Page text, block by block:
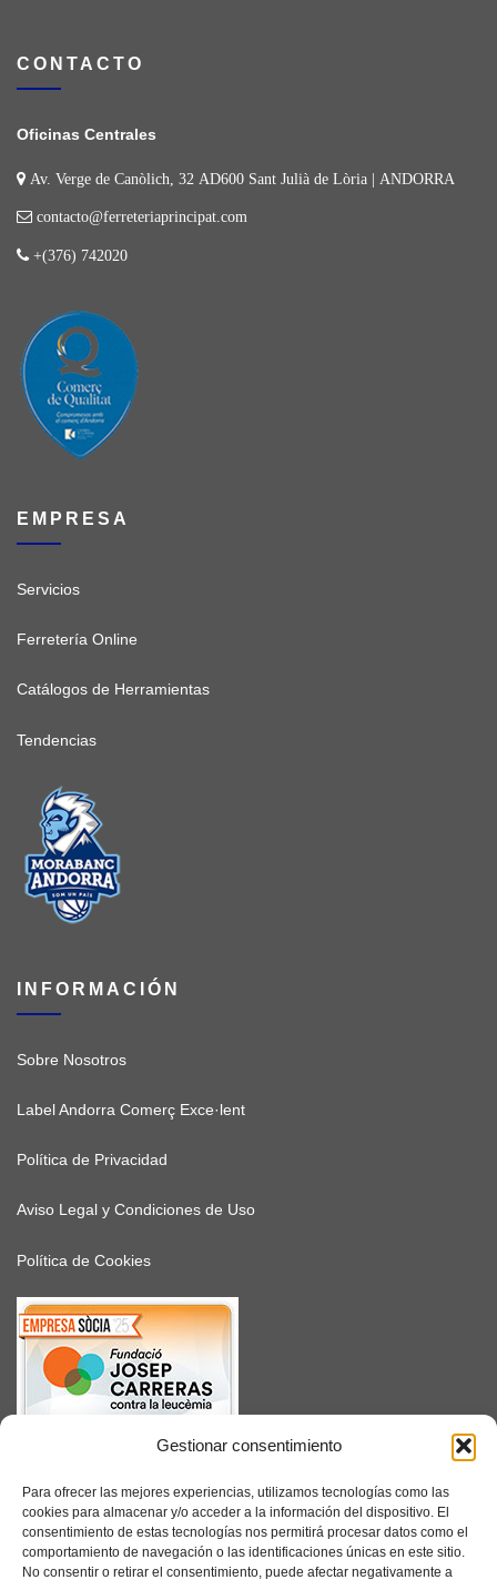
Gestionar consentimiento
Para ofrecer las mejores experiencias, utilizamos tecnologías como las
cookies para almacenar y/o acceder a la información del dispositivo. El
consentimiento de estas tecnologías nos permitirá procesar datos como el
comportamiento de navegación o las identificaciones únicas en este sitio.
No consentir o retirar el consentimiento, puede afectar negativamente a
CONTACTO
Oficinas Centrales
Av. Verge de Canòlich, 32 AD600 Sant Julià de Lòria | ANDORRA
contacto@ferreteriaprincipat.com
+(376) 742020
EMPRESA
Servicios
Ferretería Online
Catálogos de Herramientas
Tendencias
INFORMACIÓN
Sobre Nosotros
Label Andorra Comerç Exce·lent
Política de Privacidad
Aviso Legal y Condiciones de Uso
Política de Cookies
SUSCRÍBETE